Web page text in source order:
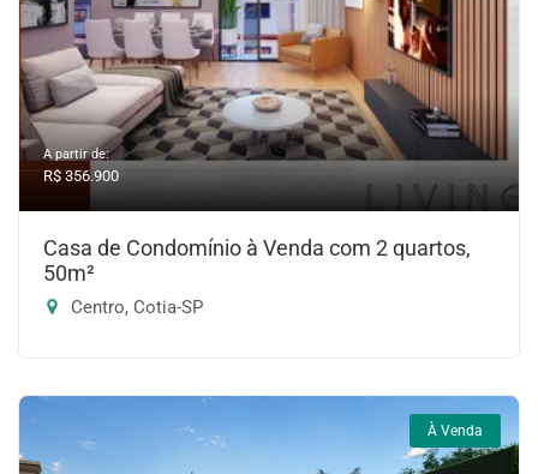
A partir de:
R$ 356.900
Casa de Condomínio à Venda com 2 quartos,
50m²
Centro, Cotia-SP
À Venda